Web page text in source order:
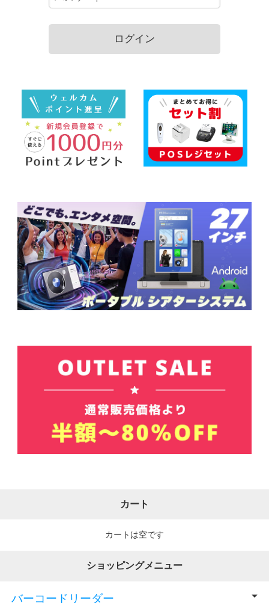
ログイン
カート
カートは空です
ショッピングメニュー
バーコードリーダー